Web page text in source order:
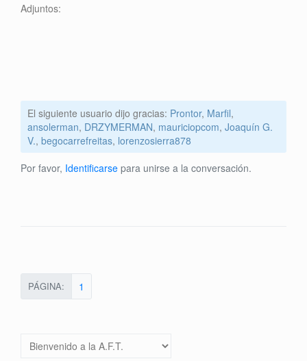
Adjuntos:
El siguiente usuario dijo gracias: Prontor, Marfil,
ansolerman, DRZYMERMAN, mauriciopcom, Joaquín G.
V., begocarrefreitas, lorenzosierra878
Por favor, Identificarse para unirse a la conversación.
PÁGINA: 1